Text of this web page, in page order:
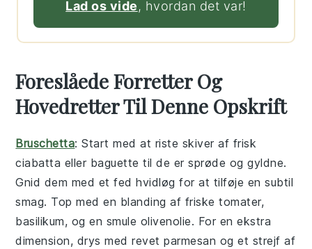
Lad os vide, hvordan det var!
Foreslåede Forretter Og
Hovedretter Til Denne Opskrift
Bruschetta: Start med at riste skiver af frisk
ciabatta eller baguette til de er sprøde og gyldne.
Gnid dem med et fedhvidløg for at tilføje en subtil
smag. Top med en blanding af frisketomater,
basilikum, og en smule olivenolie. For en ekstra
dimension, drys medrevet parmesan og et strejf af